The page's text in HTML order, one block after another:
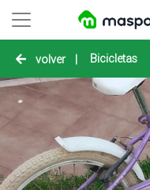
volver | Bicicletas